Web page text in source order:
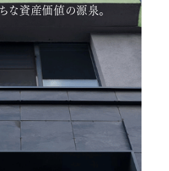
ちな資産価値の源泉。